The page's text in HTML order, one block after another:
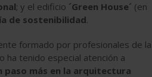
; y el edificio ´Green House´ (en
de sostenibilidad.
formado por profesionales de la
ha tenido especial atención a
paso más en la arquitectura